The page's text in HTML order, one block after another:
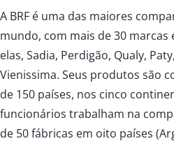
A BRF é uma das maiores
mundo, com mais de 30
elas, Sadia, Perdigão, Qualy,
Vienissima. Seus produtos são
de 150 países, nos cinco
funcionários trabalham na
de 50 fábricas em oito países